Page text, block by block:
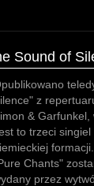
Sound of
z
& Garfunkel,
to trzeci
Chants"
przez